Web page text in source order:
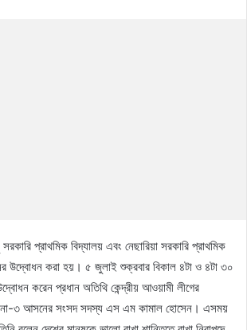
প্রাথমিক বিদ্যালয় এবং নেছারিয়া সরকারি প্রাথমিক
উদ্বোধন করা হয়। ৫ জুলাই শুক্রবার বিকাল ৪টা ও ৪টা ৩০
করেন প্রধান অতিথি কেন্দ্রীয় আওয়ামী লীগের
৩ আসনের সংসদ সদস্য এস এম কামাল হোসেন। এসময়